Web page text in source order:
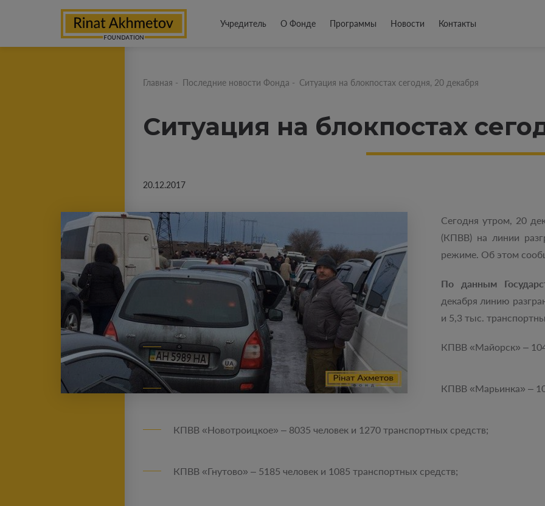
Учредитель О Фонде Программы Новости Контакты
Главная - Последние новости Фонда - Ситуация на блокпостах сегодня, 20 декабря
Ситуация на блокпостах
20.12.2017
Сегодня утром, 20
(КПВВ) на линии
режиме. Об этом
По данным
декабря линию
и 5,3 тыс.
КПВВ «Майорск» –
КПВВ «Марьинка» –
КПВВ «Новотроицкое» – 8035 человек и 1270 транспортных средств;
КПВВ «Гнутово» – 5185 человек и 1085 транспортных средств;